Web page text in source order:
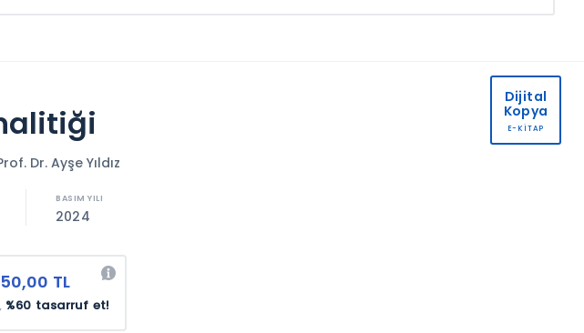
Dr. Ayşe Yıldız
2024
TL
%60 tasarruf et!
Dijital
Kopya
E-KİTAP